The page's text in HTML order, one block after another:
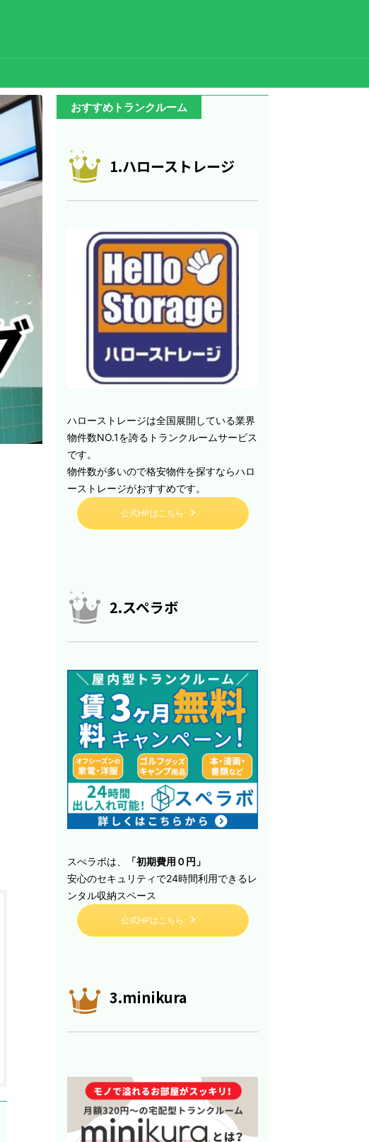
おすすめトランクルーム
1.ハローストレージ
ハローストレージは全国展開している業界
物件数NO.1を誇るトランクルームサービス
です。
物件数が多いので格安物件を探すならハロ
ーストレージがおすすめです。
公式HPはこちら
2.スペラボ
スぺラボは、
「初期費用０円」
安心のセキュリティで24時間利用できるレ
ンタル収納スペース
公式HPはこちら
3.minikura